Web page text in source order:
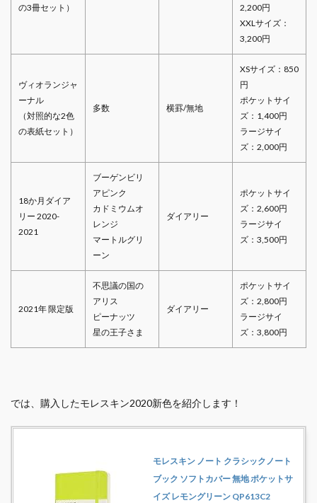
の3冊セット）
2,200円
XXLサイズ：
3,200円
ヴィオランジャ
ーナル
（対照的な2色
の表紙セット）
多数 横罫/無地
XSサイズ：850
円
ポケットサイ
ズ：1,400円
ラージサイ
ズ：2,000円
18か月ダイア
リー 2020-
2021
ブーゲンビリ
アピンク
カドミウムオ
レンジ
マートルグリ
ーン
ダイアリー
ポケットサイ
ズ：2,600円
ラージサイ
ズ：3,500円
2021年 限定版
不思議の国の
アリス
ピーナッツ
星の王子さま
ダイアリー
ポケットサイ
ズ：2,800円
ラージサイ
ズ：3,800円
では、購入したモレスキン2020新色を紹介します！
モレスキン ノート クラシックノート
ブック ソフトカバー 無地 ポケットサ
イズ レモングリーン QP613C2